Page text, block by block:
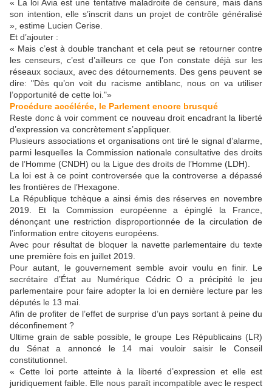
« La loi Avia est une tentative maladroite de censure, mais dans
son intention, elle s’inscrit dans un projet de contrôle généralisé
», estime Lucien Cerise.
Et d’ajouter :
« Mais c’est à double tranchant et cela peut se retourner contre
les censeurs, c’est d’ailleurs ce que l’on constate déjà sur les
réseaux sociaux, avec des détournements. Des gens peuvent se
dire: "Dès qu’on voit du racisme antiblanc, nous on va utiliser
l’opportunité de cette loi."»
Procédure accélérée, le Parlement encore brusqué
Reste donc à voir comment ce nouveau droit encadrant la liberté
d’expression va concrètement s’appliquer.
Plusieurs associations et organisations ont tiré le signal d’alarme,
parmi lesquelles la Commission nationale consultative des droits
de l’Homme (CNDH) ou la Ligue des droits de l’Homme (LDH).
La loi est à ce point controversée que la controverse a dépassé
les frontières de l’Hexagone.
La République tchèque a ainsi émis des réserves en novembre
2019. Et la Commission européenne a épinglé la France,
dénonçant une restriction disproportionnée de la circulation de
l’information entre citoyens européens.
Avec pour résultat de bloquer la navette parlementaire du texte
une première fois en juillet 2019.
Pour autant, le gouvernement semble avoir voulu en finir. Le
secrétaire d’État au Numérique Cédric O a précipité le jeu
parlementaire pour faire adopter la loi en dernière lecture par les
députés le 13 mai.
Afin de profiter de l’effet de surprise d’un pays sortant à peine du
déconfinement ?
Ultime grain de sable possible, le groupe Les Républicains (LR)
du Sénat a annoncé le 14 mai vouloir saisir le Conseil
constitutionnel.
« Cette loi porte atteinte à la liberté d’expression et elle est
juridiquement faible. Elle nous paraît incompatible avec le respect